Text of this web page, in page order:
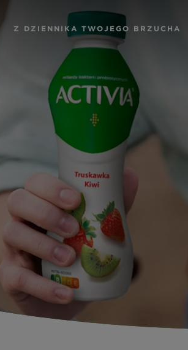
Z DZIENNIKA TWOJEGO BRZUCHA